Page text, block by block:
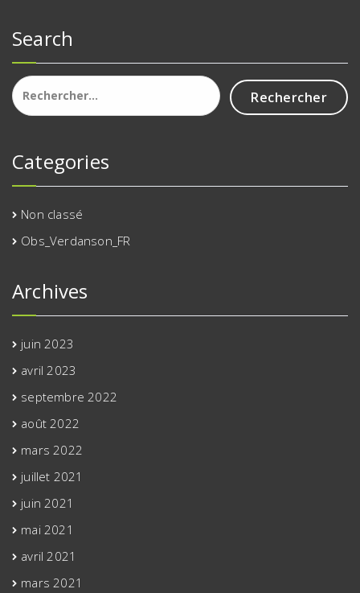
Search
Rechercher :
Categories
Non classé
Obs_Verdanson_FR
Archives
juin 2023
avril 2023
septembre 2022
août 2022
mars 2022
juillet 2021
juin 2021
mai 2021
avril 2021
mars 2021